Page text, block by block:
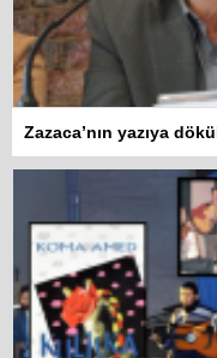
Zazaca’nın yazıya